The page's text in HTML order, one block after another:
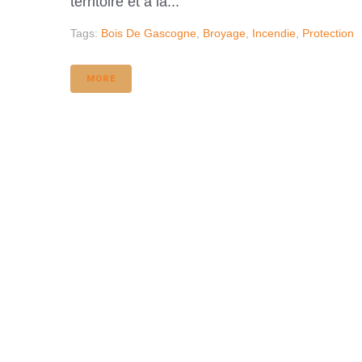
Tags: Bois De Gascogne Broyage Incendie Protection
MORE